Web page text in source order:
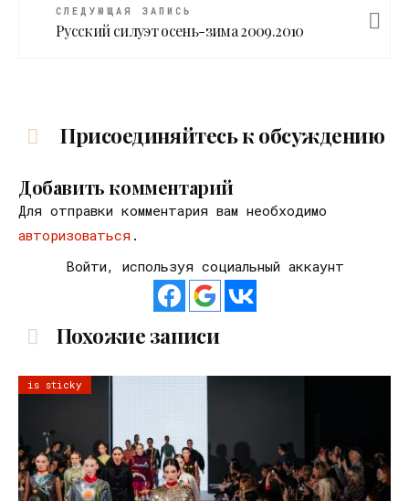
СЛЕДУЮЩАЯ ЗАПИСЬ
Русский силуэт осень-зима 2009.2010
Присоединяйтесь к обсуждению
Добавить комментарий
Для отправки комментария вам необходимо
авторизоваться .
Войти, используя социальный аккаунт
Похожие записи
is sticky